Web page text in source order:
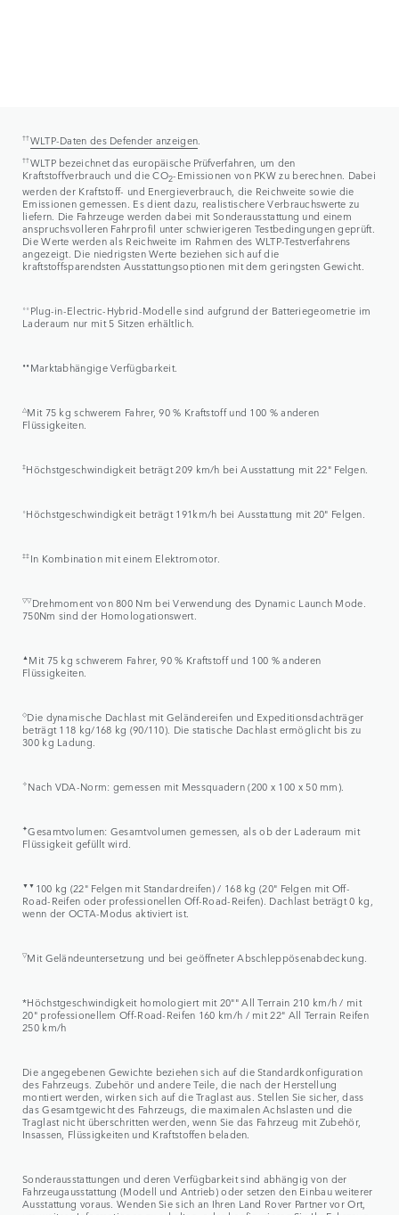
††WLTP-Daten des Defender anzeigen.
††WLTP bezeichnet das europäische Prüfverfahren, um den
Kraftstoffverbrauch und die CO2-Emissionen von PKW zu berechnen. Dabei
werden der Kraftstoff- und Energieverbrauch, die Reichweite sowie die
Emissionen gemessen. Es dient dazu, realistischere Verbrauchswerte zu
liefern. Die Fahrzeuge werden dabei mit Sonderausstattung und einem
anspruchsvolleren Fahrprofil unter schwierigeren Testbedingungen geprüft.
Die Werte werden als Reichweite im Rahmen des WLTP-Testverfahrens
angezeigt. Die niedrigsten Werte beziehen sich auf die
kraftstoffsparendsten Ausstattungsoptionen mit dem geringsten Gewicht.
⬨⬨ Plug-in-Electric-Hybrid-Modelle sind aufgrund der Batteriegeometrie im
Laderaum nur mit 5 Sitzen erhältlich.
⬧⬧ Marktabhängige Verfügbarkeit.
△Mit 75 kg schwerem Fahrer, 90 % Kraftstoff und 100 % anderen
Flüssigkeiten.
‡Höchstgeschwindigkeit beträgt 209 km/h bei Ausstattung mit 22" Felgen.
⬨Höchstgeschwindigkeit beträgt 191km/h bei Ausstattung mit 20" Felgen.
‡‡ In Kombination mit einem Elektromotor.
▽▽ Drehmoment von 800 Nm bei Verwendung des Dynamic Launch Mode.
750Nm sind der Homologationswert.
▲ Mit 75 kg schwerem Fahrer, 90 % Kraftstoff und 100 % anderen
Flüssigkeiten.
◇Die dynamische Dachlast mit Geländereifen und Expeditionsdachträger
beträgt 118 kg/168 kg (90/110). Die statische Dachlast ermöglicht bis zu
300 kg Ladung.
✧ Nach VDA-Norm: gemessen mit Messquadern (200 x 100 x 50 mm).
✦Gesamtvolumen: Gesamtvolumen gemessen, als ob der Laderaum mit
Flüssigkeit gefüllt wird.
▼▼ 100 kg (22" Felgen mit Standardreifen) / 168 kg (20" Felgen mit Off-
Road-Reifen oder professionellen Off-Road-Reifen). Dachlast beträgt 0 kg,
wenn der OCTA-Modus aktiviert ist.
▽Mit Geländeuntersetzung und bei geöffneter Abschleppösenabdeckung.
*Höchstgeschwindigkeit homologiert mit 20"" All Terrain 210 km/h / mit
20" professionellem Off-Road-Reifen 160 km/h / mit 22" All Terrain Reifen
250 km/h
Die angegebenen Gewichte beziehen sich auf die Standardkonfiguration
des Fahrzeugs. Zubehör und andere Teile, die nach der Herstellung
montiert werden, wirken sich auf die Traglast aus. Stellen Sie sicher, dass
das Gesamtgewicht des Fahrzeugs, die maximalen Achslasten und die
Traglast nicht überschritten werden, wenn Sie das Fahrzeug mit Zubehör,
Insassen, Flüssigkeiten und Kraftstoffen beladen.
Sonderausstattungen und deren Verfügbarkeit sind abhängig von der
Fahrzeugausstattung (Modell und Antrieb) oder setzen den Einbau weiterer
Ausstattung voraus. Wenden Sie sich an Ihren Land Rover Partner vor Ort,